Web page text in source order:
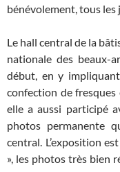
bénévolement, tous les
Le hall central de la
nationale des beaux-
début, en y
confection de
elle a aussi participé
photos permanente
central. L’exposition
», les photos très bien